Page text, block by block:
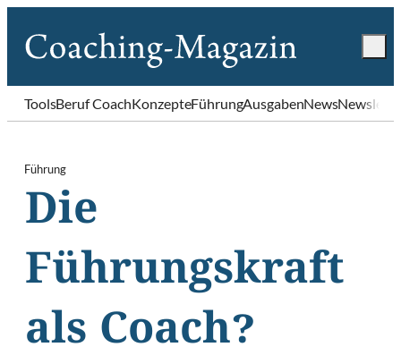
ToolsBeruf CoachKonzepteFührungAusgabenNews
Führung
Die
Führungskraft
als Coach?